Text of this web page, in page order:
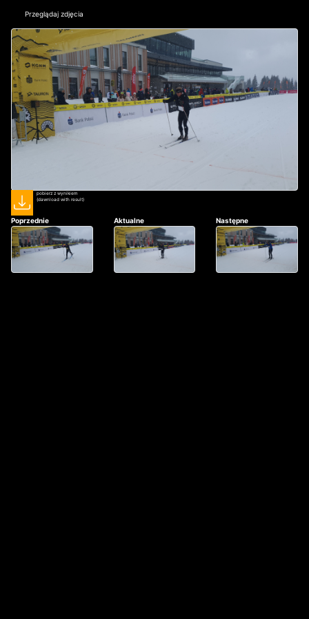
Przeglądaj zdjęcia
pobierz z wynikiem
(dawnload with result)
Poprzednie Aktualne Następne